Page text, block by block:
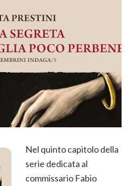
Nel quinto capitolo della
serie dedicata al
commissario Fabio